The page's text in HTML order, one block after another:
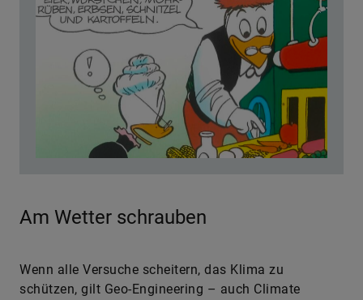
Am Wetter schrauben
Wenn alle Versuche scheitern, das Klima zu
schützen, gilt Geo-Engineering – auch Climate